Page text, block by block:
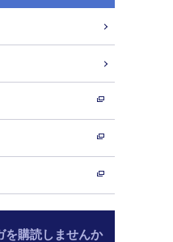
を購読しませんか